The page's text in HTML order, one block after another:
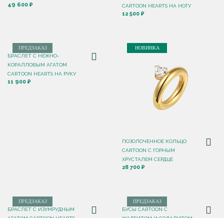
49 600 ₽
CARTOON HEARTS НА НОГУ
12 500 ₽
ПРЕДЗАКАЗ
БРАСЛЕТ С НЕЖНО-
КОРАЛЛОВЫМ АГАТОМ
CARTOON HEARTS НА РУКУ
11 900 ₽
НОВИНКА
ПОЗОЛОЧЕННОЕ КОЛЬЦО
CARTOON C ГОРНЫМ
ХРУСТАЛЕМ СЕРДЦЕ
28 700 ₽
ПРЕДЗАКАЗ
БРАСЛЕТ С ИЗУМРУДНЫМ
ПРЕДЗАКАЗ
БУСЫ CARTOON С